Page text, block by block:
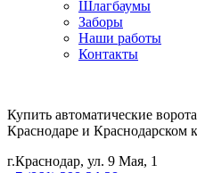
Шлагбаумы
Заборы
Наши работы
Контакты
Купить автоматические
Краснодаре и Краснодарском
г.Краснодар, ул. 9 Мая, 1